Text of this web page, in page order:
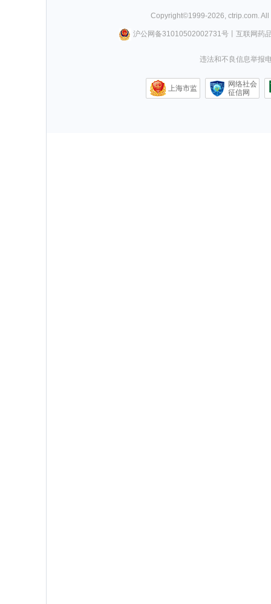
Copyright©1999-2026, ctrip.com.
沪公网备31010502002731号丨 互联网药
违法和不良信息举报
上海市监
网络社会
征信网